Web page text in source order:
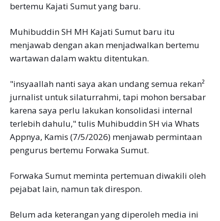
bertemu Kajati Sumut yang baru.
Muhibuddin SH MH Kajati Sumut baru itu
menjawab dengan akan menjadwalkan bertemu
wartawan dalam waktu ditentukan.
"insyaallah nanti saya akan undang semua rekan²
jurnalist untuk silaturrahmi, tapi mohon bersabar
karena saya perlu lakukan konsolidasi internal
terlebih dahulu," tulis Muhibuddin SH via Whats
Appnya, Kamis (7/5/2026) menjawab permintaan
pengurus bertemu Forwaka Sumut.
Forwaka Sumut meminta pertemuan diwakili oleh
pejabat lain, namun tak direspon.
Belum ada keterangan yang diperoleh media ini